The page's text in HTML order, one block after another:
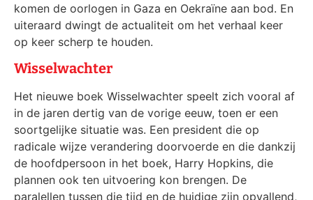
komen de oorlogen in Gaza en Oekraïne aan bod. En
uiteraard dwingt de actualiteit om het verhaal keer
op keer scherp te houden.
Wisselwachter
Het nieuwe boek Wisselwachter speelt zich vooral af
in de jaren dertig van de vorige eeuw, toen er een
soortgelijke situatie was. Een president die op
radicale wijze verandering doorvoerde en die dankzij
de hoofdpersoon in het boek, Harry Hopkins, die
plannen ook ten uitvoering kon brengen. De
paralellen tussen die tijd en de huidige zijn opvallend,